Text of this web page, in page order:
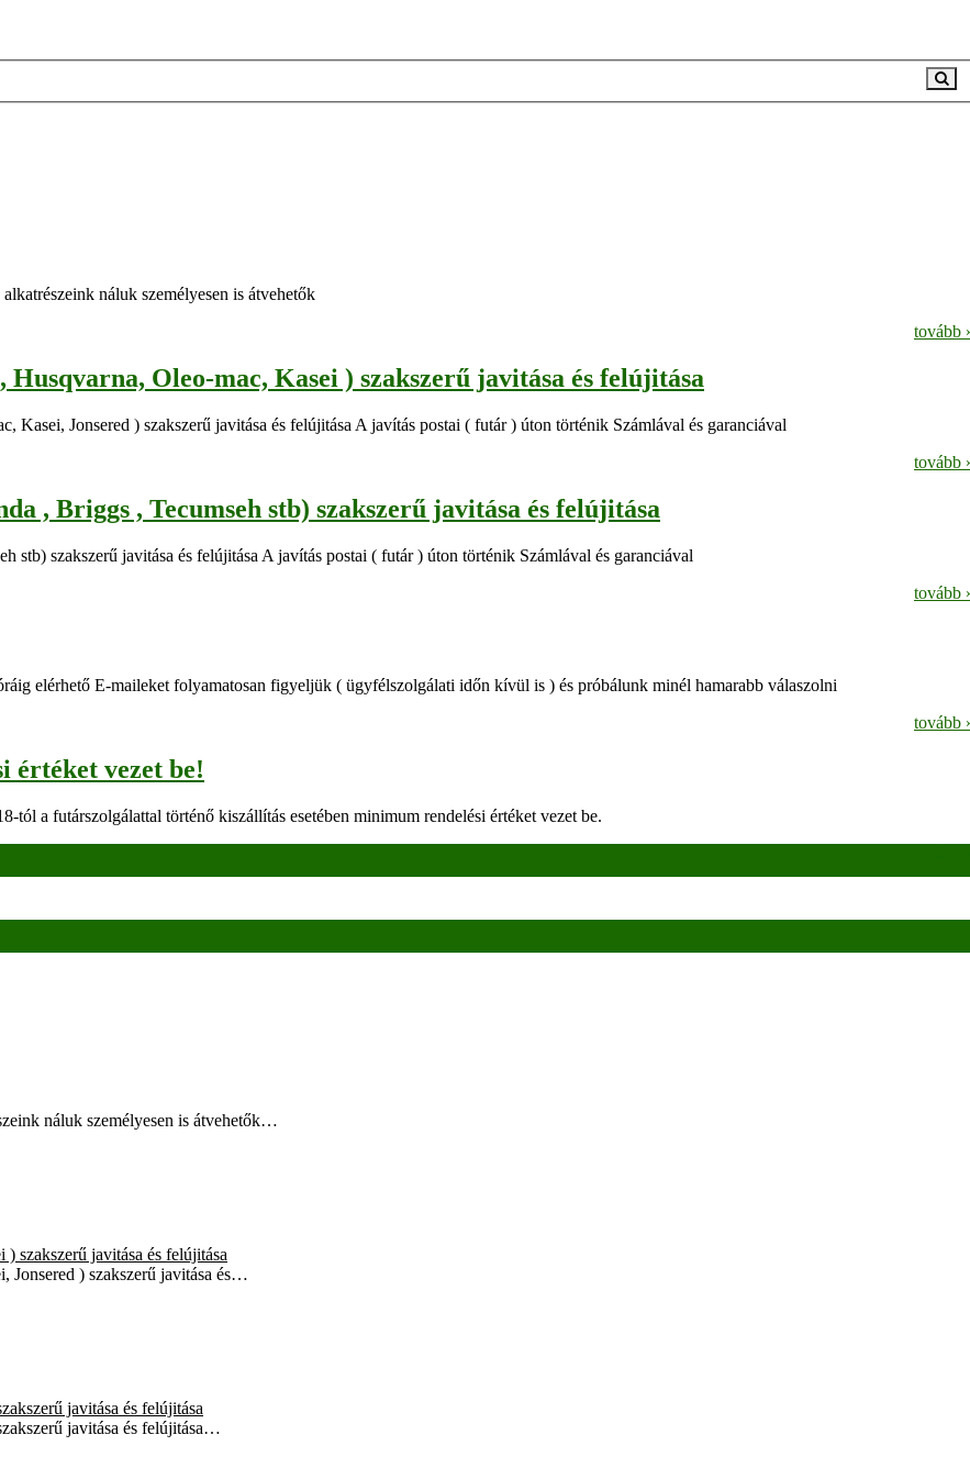
náluk személyesen is átvehetők
tovább
Oleo-mac, Kasei ) szakszerű javitása és felújitása
Kasei, Jonsered ) szakszerű javitása és felújitása A javítás postai ( futár ) úton történik Számlával és garanciával
tovább
, Briggs , Tecumseh stb) szakszerű javitása és felújitása
stb) szakszerű javitása és felújitása A javítás postai ( futár ) úton történik Számlával és garanciával
tovább
elérhető E-maileket folyamatosan figyeljük ( ügyfélszolgálati időn kívül is ) és próbálunk minél hamarabb válaszolni
tovább
értéket vezet be!
tól a futárszolgálattal történő kiszállítás esetében minimum rendelési értéket vezet be.
náluk személyesen is átvehetők…
szakszerű javitása és felújitása
Jonsered ) szakszerű javitása és…
javitása és felújitása
javitása és felújitása…